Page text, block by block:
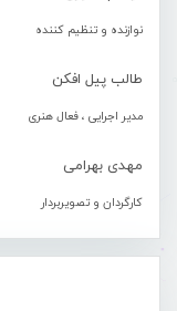
نوازنده و تنظیم کننده
طالب پیل افکن
مدیر اجرایی ، فعال هنری
مهدی بهرامی
کارگردان و تصویربردار